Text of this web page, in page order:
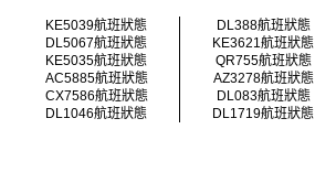
KE5039航班狀態
DL388航班狀態
DL5067航班狀態
KE3621航班狀態
KE5035航班狀態
QR755航班狀態
AC5885航班狀態
AZ3278航班狀態
CX7586航班狀態
DL083航班狀態
DL1046航班狀態
DL1719航班狀態